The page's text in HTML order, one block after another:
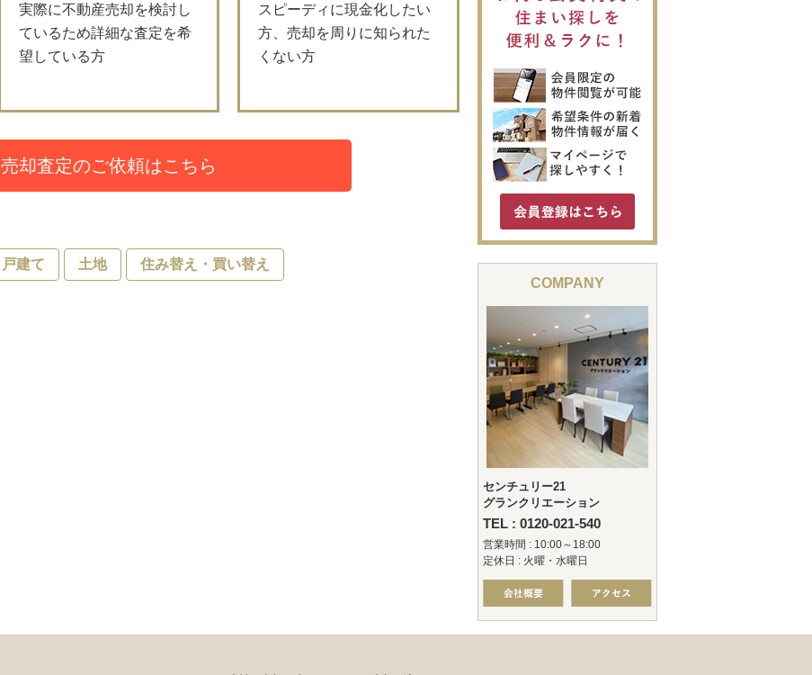
実際に不動産売却を検討し
ているため詳細な査定を希
望している方
スピーディに現金化したい
方、売却を周りに知られた
くない方
売却査定のご依頼はこちら
戸建て 土地 住み替え・買い替え
COMPANY
センチュリー21
グランクリエーション
TEL : 0120-021-540
営業時間 : 10:00～18:00
定休日 : 火曜・水曜日